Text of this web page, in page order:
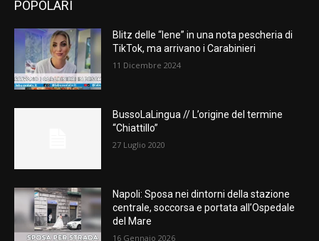
POPOLARI
Blitz delle “Iene” in una nota pescheria di
TikTok, ma arrivano i Carabinieri
11 Dicembre 2024
BussoLaLingua // L’origine del termine
“Chiattillo”
27 Luglio 2020
Napoli: Sposa nei dintorni della stazione
centrale, soccorsa e portata all’Ospedale
del Mare
16 Gennaio 2026